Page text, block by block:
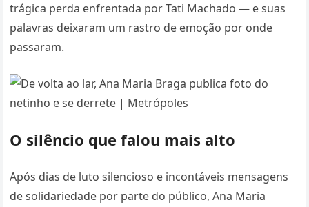
trágica perda enfrentada por Tati Machado — e suas
palavras deixaram um rastro de emoção por onde
passaram.
O silêncio que falou mais alto
Após dias de luto silencioso e incontáveis mensagens
de solidariedade por parte do público, Ana Maria